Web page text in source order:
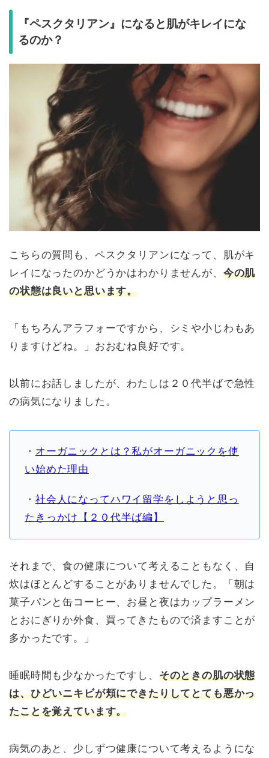
『ペスクタリアン』になると肌がキレイにな
るのか？
こちらの質問も、ペスクタリアンになって、肌がキ
レイになったのかどうかはわかりませんが、 今の肌
の状態は良いと思います。
「もちろんアラフォーですから、シミや小じわもあ
りますけどね。」おおむね良好です。
以前にお話しましたが、わたしは２０代半ばで急性
の病気になりました。
・ オーガニックとは？私がオーガニックを使
い始めた理由
・ 社会人になってハワイ留学をしようと思っ
たきっかけ【２０代半ば編】
それまで、食の健康について考えることもなく、自
炊はほとんどすることがありませんでした。「朝は
菓子パンと缶コーヒー、お昼と夜はカップラーメン
とおにぎりか外食、買ってきたもので済ますことが
多かったです。」
睡眠時間も少なかったですし、 そのときの肌の状態
は、ひどいニキビが頬にできたりしてとても悪かっ
たことを覚えています。
病気のあと、少しずつ健康について考えるようにな